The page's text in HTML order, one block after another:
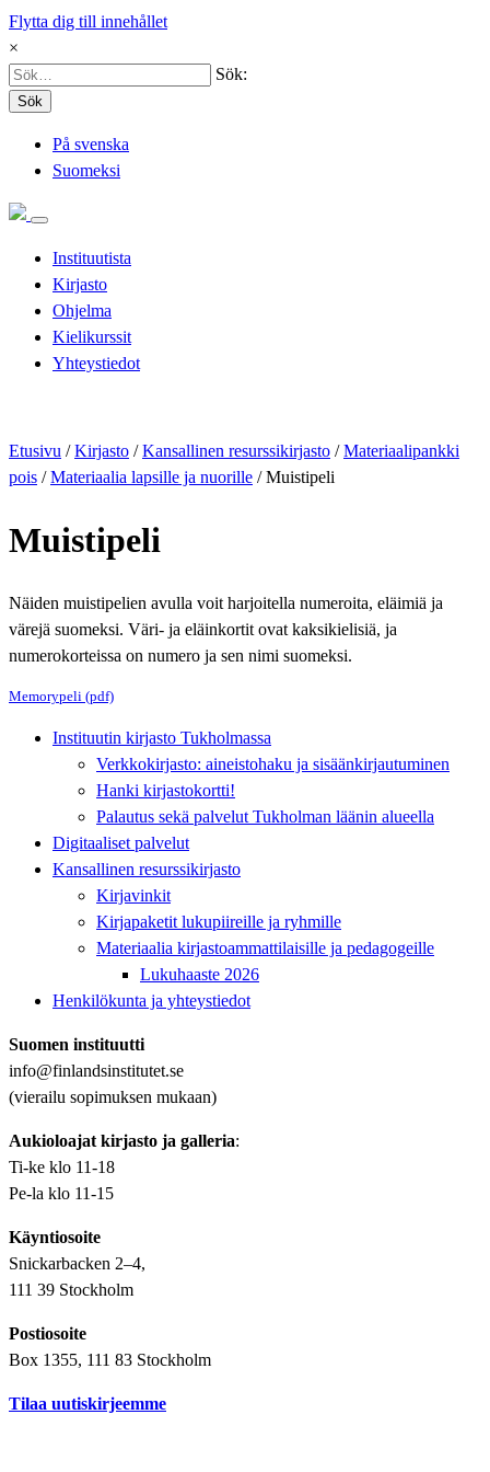
Flytta dig till innehållet
×
Sök:
Sök
På svenska
Suomeksi
Instituutista
Kirjasto
Ohjelma
Kielikurssit
Yhteystiedot
Etusivu /Kirjasto /Kansallinen resurssikirjasto /Materiaalipankki
pois /Materiaalia lapsille ja nuorille /Muistipeli
Muistipeli
Näiden muistipelien avulla voit harjoitella numeroita, eläimiä ja
värejä suomeksi. Väri- ja eläinkortit ovat kaksikielisiä, ja
numerokorteissa on numero ja sen nimi suomeksi.
Memorypeli (pdf)
Instituutin kirjasto Tukholmassa
Verkkokirjasto: aineistohaku ja sisäänkirjautuminen
Hanki kirjastokortti!
Palautus sekä palvelut Tukholman läänin alueella
Digitaaliset palvelut
Kansallinen resurssikirjasto
Kirjavinkit
Kirjapaketit lukupiireille ja ryhmille
Materiaalia kirjastoammattilaisille ja pedagogeille
Lukuhaaste 2026
Henkilökunta ja yhteystiedot
Suomen instituutti
info@finlandsinstitutet.se
(vierailu sopimuksen mukaan)
Aukioloajat kirjasto ja galleria:
Ti-ke klo 11-18
Pe-la klo 11-15
Käyntiosoite
Snickarbacken 2–4,
111 39 Stockholm
Postiosoite
Box 1355, 111 83 Stockholm
Tilaa uutiskirjeemme